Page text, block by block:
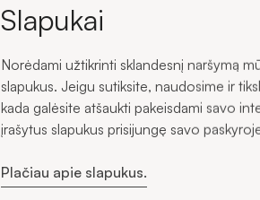
El. paštas
Sutinku gauti SIDONO naujienas
Slapukai
Norėdami užtikrinti sklandesnį naršymą
slapukus. Jeigu sutiksite, naudosime ir
kada galėsite atšaukti pakeisdami savo
įrašytus slapukus prisijungę savo
Plačiau apie slapukus.